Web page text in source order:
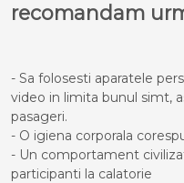
recomandam
- Sa folosesti aparatele
video in limita bunul simt,
pasageri.
- O igiena corporala
- Un comportament
participanti la calatorie